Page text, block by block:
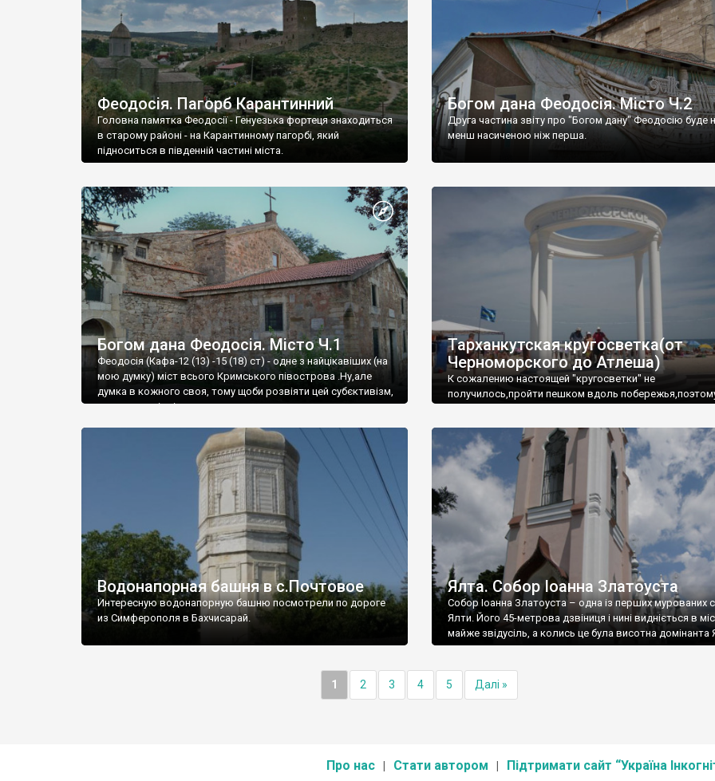
Феодосія. Пагорб Карантинний
Головна памятка Феодосії - Генуезька фортеця знаходиться
в старому районі - на Карантинному пагорбі, який
підноситься в південній частині міста.
Богом дана Феодосія. Місто Ч.2
Друга частина звіту про "Богом дану" Феодосію буде
менш насиченою ніж перша.
Богом дана Феодосія. Місто Ч.1
Феодосія (Кафа-12 (13) -15 (18) ст) - одне з найцікавіших (на
мою думку) міст всього Кримського півострова .Ну,але
думка в кожного своя, тому щоби розвіяти цей субєктивізм,
запрошую відвідати це
Тарханкутская кругосветка(от
Черноморского до Атлеша)
К сожалению настоящей "кругосветки" не
получилось,пройти пешком вдоль
Водонапорная башня в с.Почтовое
Интересную водонапорную башню посмотрели по дороге
из Симферополя в Бахчисарай.
Ялта. Собор Іоанна Златоуста
Собор Іоанна Златоуста – одна із перших мурованих
Ялти. Його 45-метрова дзвіниця і нині видніється в
майже звідусіль, а колись це була висотна домінанта
1 2 3 4 5 Далі »
Про нас Стати автором Підтримати сайт “Україна